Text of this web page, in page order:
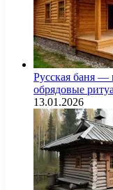
Русская баня —
обрядовые
13.01.2026